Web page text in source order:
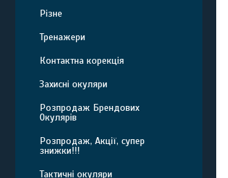
Різне
Тренажери
Контактна корекція
Захисні окуляри
Розпродаж Брендових
Окулярів
Розпродаж, Акції, супер
знижки!!!
Тактичні окуляри